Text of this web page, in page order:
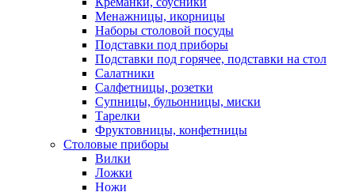
Менажницы, икорницы
Наборы столовой посуды
Подставки под приборы
Подставки под горячее, подставки на стол
Салатники
Салфетницы, розетки
Супницы, бульонницы, миски
Тарелки
Фруктовницы, конфетницы
Столовые приборы
Вилки
Ложки
Ножи